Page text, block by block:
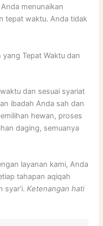
menunaikan
tepat waktu. Anda tidak
Tepat Waktu dan
dan sesuai syariat
ibadah Anda sah dan
hewan, proses
daging, semuanya
layanan kami, Anda
tahapan aqiqah
syar’i. Ketenangan hati